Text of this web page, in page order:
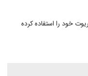
پاتریوت خود را استفاده کرده